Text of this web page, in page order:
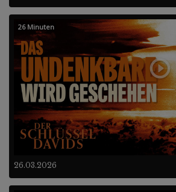
26.03.2026
26 Minuten